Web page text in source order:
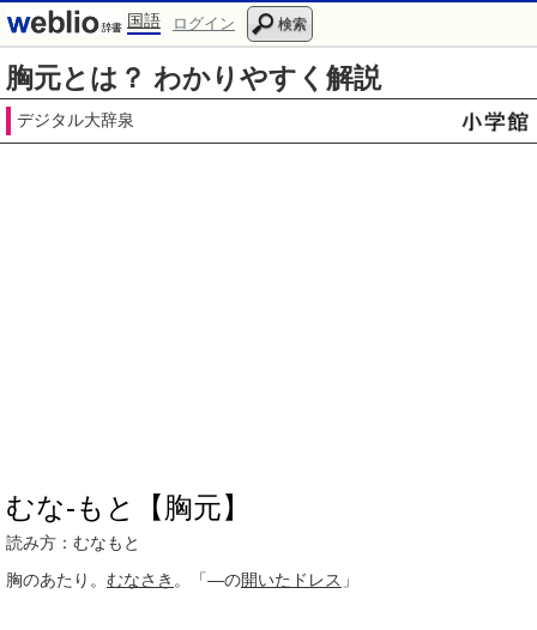
国語 ログイン 検索
胸元とは？ わかりやすく解説
デジタル大辞泉
むな‐もと【胸元】
読み方：むなもと
胸のあたり。 むなさき 。「―の開いた ドレス 」